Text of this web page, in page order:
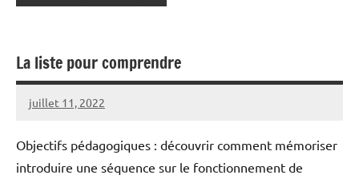
La liste pour comprendre
juillet 11, 2022
Seg0_La_Vraie
Aucun
Objectifs pédagogiques : découvrir comment mémoriser
introduire une séquence sur le fonctionnement de